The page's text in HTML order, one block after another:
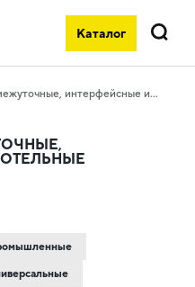
Каталог
Поиск
процессов
30.04.02 Реле промежуточные, интерфейсные и твердотельные